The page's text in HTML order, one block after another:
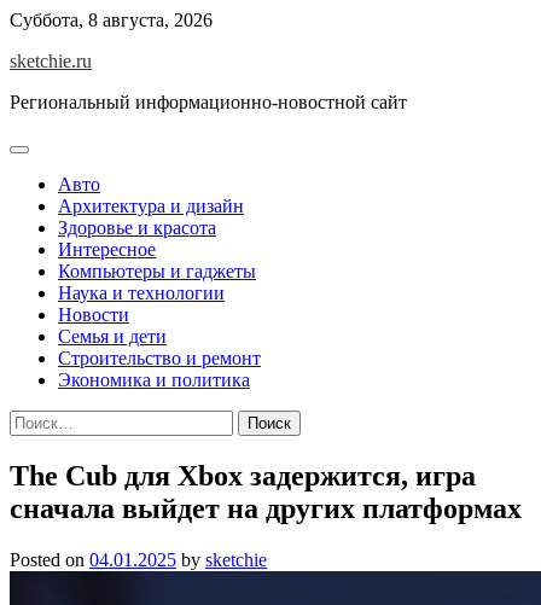
Skip
content
Суббота, 8 августа, 2026
sketchie.ru
Региональный информационно-новостной сайт
Авто
Архитектура и дизайн
Здоровье и красота
Интересное
Компьютеры и гаджеты
Наука и технологии
Новости
Семья и дети
Строительство и ремонт
Экономика и политика
Найти:
The Cub для Xbox задержится, игра
сначала выйдет на других платформах
Posted on 04.01.2025 by sketchie